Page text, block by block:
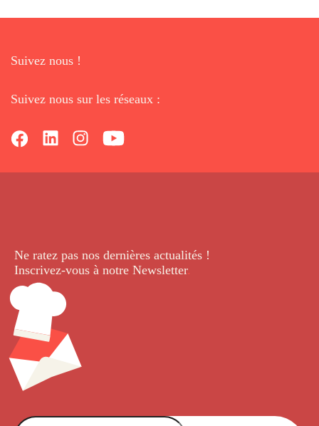
Suivez nous !
Suivez nous sur les réseaux :
Ne ratez pas nos dernières actualités !
Inscrivez-vous à notre Newsletter.